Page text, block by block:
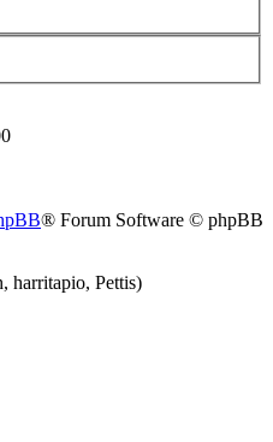
® Forum Software © phpBB
harritapio, Pettis)